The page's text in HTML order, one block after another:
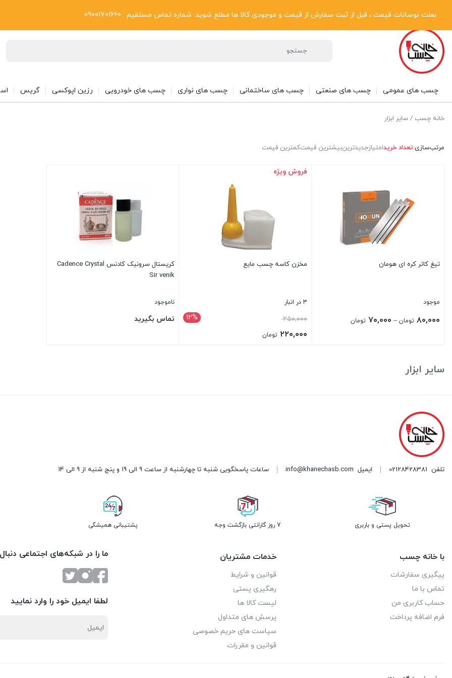
بعلت نوسانات قیمت ، قبل از ثبت سفارش از قیمت و موجودی کالا ها مطلع شوید. شماره تماس مستقیم : 09001701660
پیگیری سفارشات دریافت فاکتور رسمی تماس با ما درباره ما بلاگ
چسب های عمومی چسب های صنعتی چسب های ساختمانی چسب های نواری چسب های خودرویی رزین اپوکسی گریس
خانه چسب / سایر ابزار
مرتب‌سازی:تعداد خریدامتیازجدیدترینبیشترین قیمتکمترین قیمت
تیغ کاتر کره ای هومان
موجود
۸۰,۰۰۰ تومان – ۷۰,۰۰۰ تومان
فروش ویژه
مخزن کاسه چسب مایع
3 در انبار
12% ۲۵۰,۰۰۰قیمت
اصلی:۲۲۰,۰۰۰ تومان
کریستال سرونیک کادنس Cadence Crystal
Sir venik
ناموجود
تماس بگیرید
سایر ابزار
تلفن 02128428381 ایمیل info@khanechasb.com ساعات پاسخگویی شنبه تا چهارشنبه از ساعت 9 الی 19 و پنج شنبه از 9 الی 14
تحویل پستی و باربری 7 روز گارانتی بازگشت وجه پشتیبانی همیشگی
با خانه چسب
پیگیری سفارشات
تماس با ما
حساب کاربری من
فرم اضافه پرداخت
خدمات مشتریان
قوانین و شرایط
رهگیری پستی
لیست کالا ها
پرسش های متداول
سیاست های حریم خصوصی
قوانین و مقررات
ما را در شبکه‌های اجتماعی
لطفا ایمیل خود را وارد نمایید